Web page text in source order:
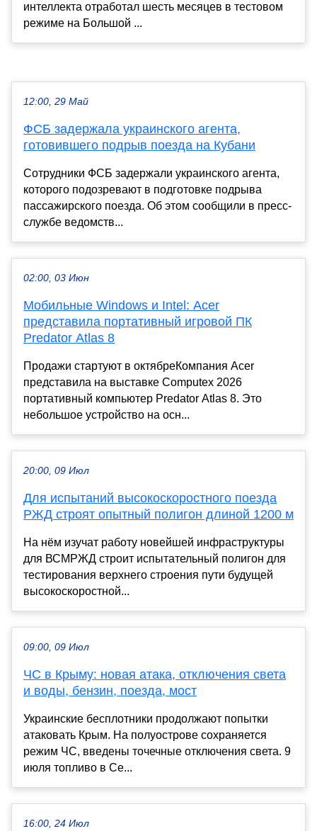
интеллекта отработал шесть месяцев в тестовом
режиме на Большой ...
12:00, 29 Май
ФСБ задержала украинского агента,
готовившего подрыв поезда на Кубани
Сотрудники ФСБ задержали украинского агента,
которого подозревают в подготовке подрыва
пассажирского поезда. Об этом сообщили в пресс-
службе ведомств...
02:00, 03 Июн
Мобильные Windows и Intel: Acer
представила портативный игровой ПК
Predator Atlas 8
Продажи стартуют в октябреКомпания Acer
представила на выставке Computex 2026
портативный компьютер Predator Atlas 8. Это
небольшое устройство на осн...
20:00, 09 Июл
Для испытаний высокоскоростного поезда
РЖД строят опытный полигон длиной 1200 м
На нём изучат работу новейшей инфраструктуры
для ВСМРЖД строит испытательный полигон для
тестирования верхнего строения пути будущей
высокоскоростной...
09:00, 09 Июл
ЧС в Крыму: новая атака, отключения света
и воды, бензин, поезда, мост
Украинские бесплотники продолжают попытки
атаковать Крым. На полуострове сохраняется
режим ЧС, введены точечные отключения света. 9
июля топливо в Се...
16:00, 24 Июл